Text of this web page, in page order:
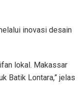
inovasi desain
lokal. Makassar
Batik Lontara,” jelas